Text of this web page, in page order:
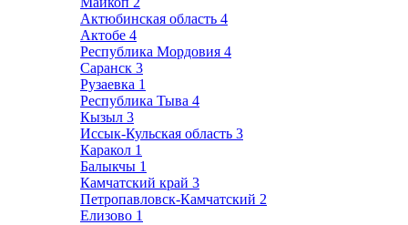
Актюбинская область 4
Актобе 4
Республика Мордовия 4
Саранск 3
Рузаевка 1
Республика Тыва 4
Кызыл 3
Иссык-Кульская область 3
Каракол 1
Балыкчы 1
Камчатский край 3
Петропавловск-Камчатский 2
Елизово 1